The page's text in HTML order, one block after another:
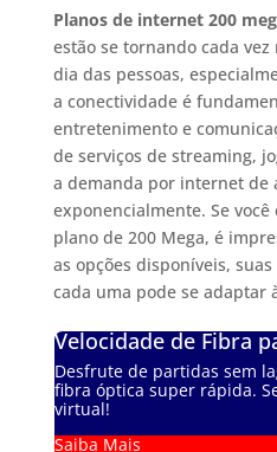
Planos de internet 200
estão se tornando cada
dia das pessoas,
a conectividade é
entretenimento e
de serviços de streaming,
a demanda por internet de
exponencialmente. Se
plano de 200 Mega, é
as opções disponíveis,
cada uma pode se adaptar
Velocidade de Fibra
Desfrute de partidas sem
fibra óptica super rápida.
virtual!
Saiba Mais